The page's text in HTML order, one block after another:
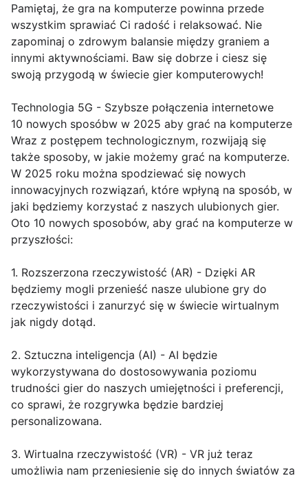
Pamiętaj, że gra na komputerze powinna przede
wszystkim sprawiać Ci radość i relaksować. Nie
zapominaj o zdrowym balansie między graniem a
innymi aktywnościami. Baw się dobrze i ciesz się
swoją przygodą w świecie gier komputerowych!
Technologia 5G - Szybsze połączenia internetowe
10 nowych sposóbw w 2025 aby grać na komputerze
Wraz z postępem technologicznym, rozwijają się
także sposoby, w jakie możemy grać na komputerze.
W 2025 roku można spodziewać się nowych
innowacyjnych rozwiązań, które wpłyną na sposób, w
jaki będziemy korzystać z naszych ulubionych gier.
Oto 10 nowych sposobów, aby grać na komputerze w
przyszłości:
1. Rozszerzona rzeczywistość (AR) - Dzięki AR
będziemy mogli przenieść nasze ulubione gry do
rzeczywistości i zanurzyć się w świecie wirtualnym
jak nigdy dotąd.
2. Sztuczna inteligencja (AI) - AI będzie
wykorzystywana do dostosowywania poziomu
trudności gier do naszych umiejętności i preferencji,
co sprawi, że rozgrywka będzie bardziej
personalizowana.
3. Wirtualna rzeczywistość (VR) - VR już teraz
umożliwia nam przeniesienie się do innych światów za